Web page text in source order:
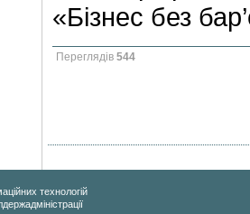
«Бізнес без
Переглядів 544
технологій